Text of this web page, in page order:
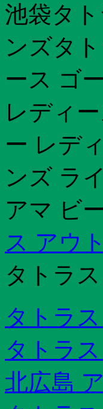
池袋タ
ンズタ
ース ゴ
レディ
ー レデ
ンズ ラ
アマ ビ
ス アウ
タトラ
タトラ
タトラ
北広島